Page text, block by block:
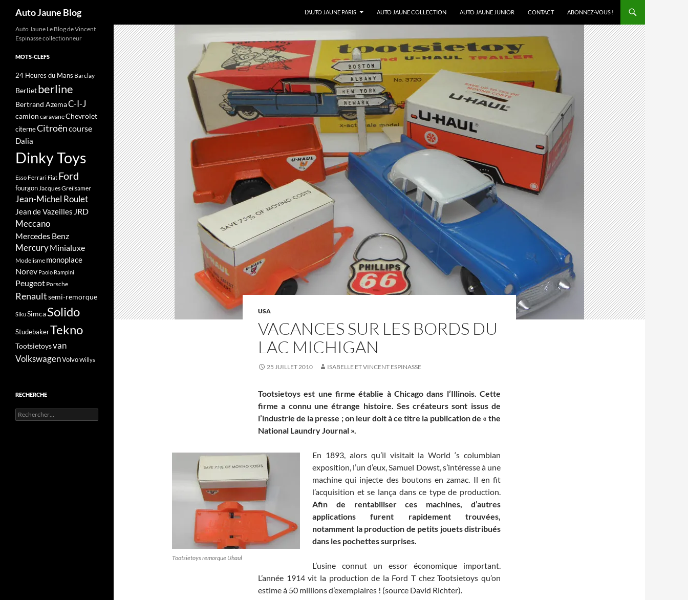
Auto Jaune Blog
L’AUTO JAUNE PARIS
AUTO JAUNE COLLECTION AUTO JAUNE JUNIOR CONTACT ABONNEZ-VOUS !
USA
VACANCES SUR LES BORDS DU
LAC MICHIGAN
25 JUILLET 2010 ISABELLE ET VINCENT ESPINASSE
Tootsietoys est une firme établie à Chicago dans l’Illinois. Cette
firme a connu une étrange histoire. Ses créateurs sont issus de
l’industrie de la presse ; on leur doit à ce titre la publication de « the
National Laundry Journal ».
Tootsietoys remorque Uhaul
En 1893, alors qu’il visitait la World ‘s columbian
exposition, l’un d’eux, Samuel Dowst, s’intéresse à une
machine qui injecte des boutons en zamac. Il en fit
l’acquisition et se lança dans ce type de production.
Afin de rentabiliser ces machines, d’autres
applications furent rapidement trouvées,
notamment la production de petits jouets distribués
dans les pochettes surprises.
L’usine connut un essor économique important.
L’année 1914 vit la production de la Ford T chez Tootsietoys qu’on
estime à 50 millions d’exemplaires ! (source David Richter).
Auto Jaune Le Blog de Vincent
Espinasse collectionneur
MOTS-CLEFS
24 Heures du Mans Barclay
Berlietberline
Bertrand AzemaC-I-J
camion caravaneChevrolet
citerneCitroëncourse
Dalia
Dinky Toys
Esso Ferrari Fiat Ford
fourgonJacques Greilsamer
Jean-Michel Roulet
Jean de Vazeilles JRD
Meccano
Mercedes Benz
MercuryMinialuxe
Modelisme monoplace
Norev Paolo Rampini
Peugeot Porsche
Renaultsemi-remorque
SikuSimcaSolido
StudebakerTekno
Tootsietoysvan
VolkswagenVolvoWillys
RECHERCHE
Rechercher :